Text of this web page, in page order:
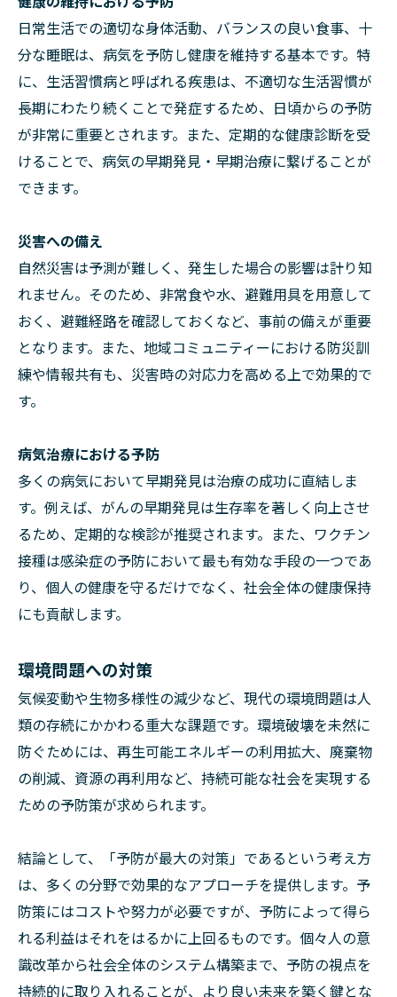
日常生活での適切な身体活動、バランスの良い食事、十
分な睡眠は、病気を予防し健康を維持する基本です。特
に、生活習慣病と呼ばれる疾患は、不適切な生活習慣が
長期にわたり続くことで発症するため、日頃からの予防
が非常に重要とされます。また、定期的な健康診断を受
けることで、病気の早期発見・早期治療に繋げることが
できます。
災害への備え
自然災害は予測が難しく、発生した場合の影響は計り知
れません。そのため、非常食や水、避難用具を用意して
おく、避難経路を確認しておくなど、事前の備えが重要
となります。また、地域コミュニティーにおける防災訓
練や情報共有も、災害時の対応力を高める上で効果的で
す。
病気治療における予防
多くの病気において早期発見は治療の成功に直結しま
す。例えば、がんの早期発見は生存率を著しく向上させ
るため、定期的な検診が推奨されます。また、ワクチン
接種は感染症の予防において最も有効な手段の一つであ
り、個人の健康を守るだけでなく、社会全体の健康保持
にも貢献します。
環境問題への対策
気候変動や生物多様性の減少など、現代の環境問題は人
類の存続にかかわる重大な課題です。環境破壊を未然に
防ぐためには、再生可能エネルギーの利用拡大、廃棄物
の削減、資源の再利用など、持続可能な社会を実現する
ための予防策が求められます。
結論として、「予防が最大の対策」であるという考え方
は、多くの分野で効果的なアプローチを提供します。予
防策にはコストや努力が必要ですが、予防によって得ら
れる利益はそれをはるかに上回るものです。個々人の意
識改革から社会全体のシステム構築まで、予防の視点を
持続的に取り入れることが、より良い未来を築く鍵とな